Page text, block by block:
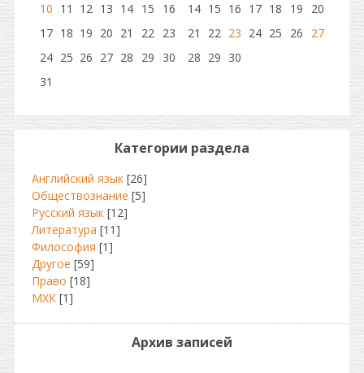
10 11 12 13 14 15
16
17 18 19 20 21 22 23
24 25 26 27 28 29
30
31
14 15 16 17 18 19
20
21
22 23 24 25 26
27
28 29 30
Категории раздела
Английский язык [26]
Обществознание [5]
Русский язык [12]
Литература [11]
Философия [1]
Другое [59]
Право [18]
МХК [1]
Архив записей